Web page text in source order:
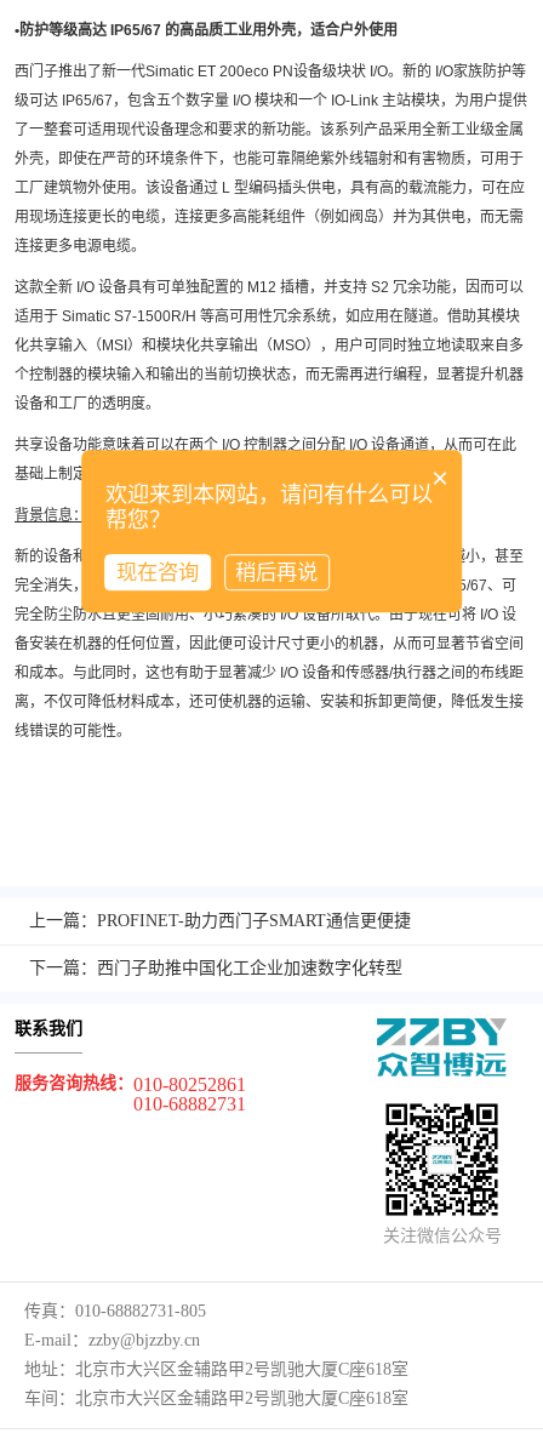
•防护等级高达 IP65/67 的高品质工业用外壳，适合户外使用
西门子推出了新一代Simatic ET 200eco PN设备级块状 I/O。新的 I/O家族防护等
级可达 IP65/67，包含五个数字量 I/O 模块和一个 IO-Link 主站模块，为用户提供
了一整套可适用现代设备理念和要求的新功能。该系列产品采用全新工业级金属
外壳，即使在严苛的环境条件下，也能可靠隔绝紫外线辐射和有害物质，可用于
工厂建筑物外使用。该设备通过 L 型编码插头供电，具有高的载流能力，可在应
用现场连接更长的电缆，连接更多高能耗组件（例如阀岛）并为其供电，而无需
连接更多电源电缆。
这款全新 I/O 设备具有可单独配置的 M12 插槽，并支持 S2 冗余功能，因而可以
适用于 Simatic S7-1500R/H 等高可用性冗余系统，如应用在隧道。借助其模块
化共享输入（MSI）和模块化共享输出（MSO），用户可同时独立地读取来自多
个控制器的模块输入和输出的当前切换状态，而无需再进行编程，显著提升机器
设备和工厂的透明度。
共享设备功能意味着可以在两个 I/O 控制器之间分配 I/O 设备通道，从而可在此
基础上制定更加灵活的自动化方案。
背景信息：
新的设备和工厂采用分布式理念的趋势越来越显著。控制柜变得越来越小，甚至
完全消失，以前部署在控制柜中的 I/O 系统正逐渐被防护等级高达 IP65/67、可
完全防尘防水且更坚固耐用、小巧紧凑的 I/O 设备所取代。由于现在可将 I/O 设
备安装在机器的任何位置，因此便可设计尺寸更小的机器，从而可显著节省空间
和成本。与此同时，这也有助于显著减少 I/O 设备和传感器/执行器之间的布线距
离，不仅可降低材料成本，还可使机器的运输、安装和拆卸更简便，降低发生接
线错误的可能性。
上一篇：PROFINET-助力西门子SMART通信更便捷
下一篇：西门子助推中国化工企业加速数字化转型
联系我们
服务咨询热线： 010-80252861
010-68882731
关注微信公众号
传真： 010-68882731-805
E-mail： zzby@bjzzby.cn
地址： 北京市大兴区金辅路甲2号凯驰大厦C座618室
车间： 北京市大兴区金辅路甲2号凯驰大厦C座618室
×
欢迎来到本网站，请问有什么可以
帮您？
现在咨询 稍后再说